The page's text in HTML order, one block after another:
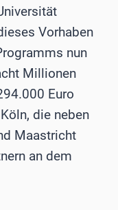
Vorhaben
nun
Millionen
Euro
die neben
Maastricht
an dem